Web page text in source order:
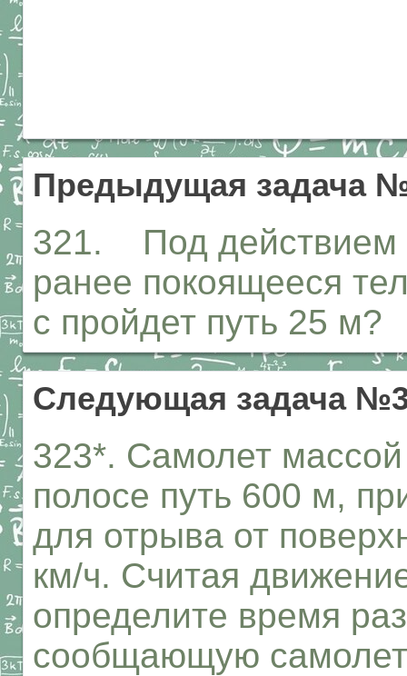
Предыдущая задача
321. Под действием
ранее покоящееся
с пройдет путь 25 м?
Следующая задача
323*. Самолет
полосе путь 600 м,
для отрыва от
км/ч. Считая
определите время
сообщающую